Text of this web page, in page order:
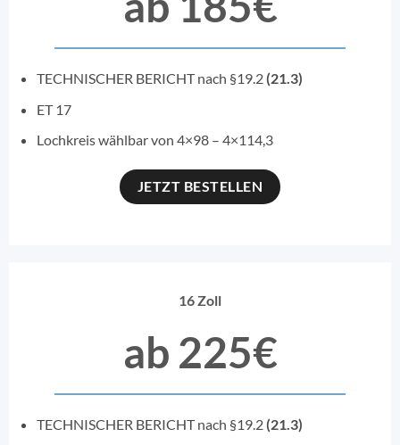
TECHNISCHER BERICHT nach §19.2(21.3)
ET 17
Lochkreis wählbar von 4×98 – 4×114,3
JETZT BESTELLEN
16 Zoll
ab 225€
TECHNISCHER BERICHT nach §19.2(21.3)